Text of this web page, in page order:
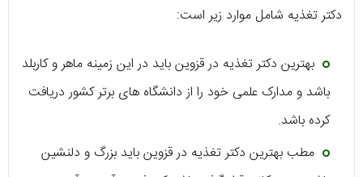
دکتر تغذیه شامل موارد زیر است:
بهترین دکتر تغذیه در قزوین باید در این زمینه ماهر و کاربلد
باشد و مدارک علمی خود را از دانشگاه های برتر کشور دریافت
کرده باشد.
مطب بهترین دکتر تغذیه در قزوین باید بزرگ و دلنشین